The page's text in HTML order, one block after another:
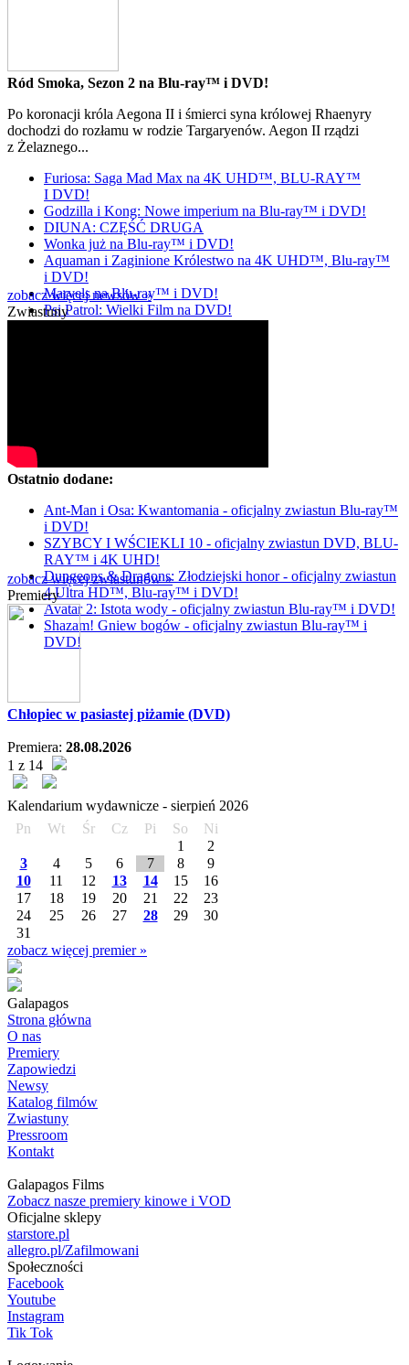
Ród Smoka, Sezon 2 na Blu-ray™ i DVD!
Po koronacji króla Aegona II i śmierci syna królowej Rhaenyry
dochodzi do rozłamu w rodzie Targaryenów. Aegon II rządzi
z Żelaznego...
Furiosa: Saga Mad Max na 4K UHD™, BLU-RAY™
I DVD!
Godzilla i Kong: Nowe imperium na Blu-ray™ i DVD!
DIUNA: CZĘŚĆ DRUGA
Wonka już na Blu-ray™ i DVD!
Aquaman i Zaginione Królestwo na 4K UHD™, Blu-ray™
i DVD!
Marvels na Blu-ray™ i DVD!
Psi Patrol: Wielki Film na DVD!
zobacz więcej newsów »
Zwiastuny
Ostatnio dodane:
Ant-Man i Osa: Kwantomania - oficjalny zwiastun Blu-ray™
i DVD!
SZYBCY I WŚCIEKLI 10 - oficjalny zwiastun DVD, BLU-
RAY™ i 4K UHD!
Dungeons & Dragons: Złodziejski honor - oficjalny zwiastun
4 Ultra HD™, Blu-ray™ i DVD!
Avatar 2: Istota wody - oficjalny zwiastun Blu-ray™ i DVD!
Shazam! Gniew bogów - oficjalny zwiastun Blu-ray™ i
DVD!
zobacz więcej zwiastunów »
Premiery
Chłopiec w pasiastej piżamie (DVD)
Premiera: 28.08.2026
1 z 14
Kalendarium wydawnicze - sierpień 2026
Pn
Wt Śr Cz Pi So
Ni
1
2
3
4 5 6 7 8
9
10
11 12 13 14 15
16
17
18 19 20 21 22
23
24
25 26 27 28 29
30
31
zobacz więcej premier »
Galapagos
Strona główna
O nas
Premiery
Zapowiedzi
Newsy
Katalog filmów
Zwiastuny
Pressroom
Kontakt
Galapagos Films
Zobacz nasze premiery kinowe i VOD
Oficjalne sklepy
starstore.pl
allegro.pl/Zafilmowani
Społeczności
Facebook
Youtube
Instagram
Tik Tok